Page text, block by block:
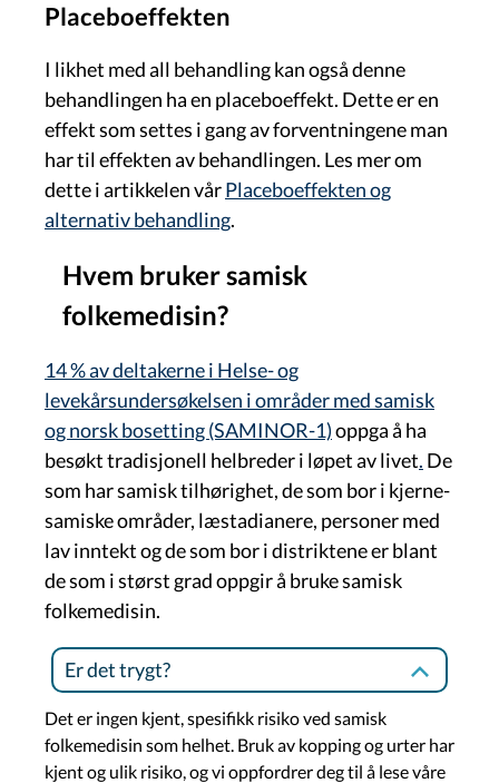
Placeboeffekten
I likhet med all behandling kan også denne
behandlingen ha en placeboeffekt. Dette er en
effekt som settes i gang av forventningene man
har til effekten av behandlingen. Les mer om
dette i artikkelen vårPlaceboeffekten og
alternativ behandling.
Hvem bruker samisk
folkemedisin?
14 % av deltakerne i Helse- og
levekårsundersøkelsen i områder med samisk
og norsk bosetting (SAMINOR-1)oppga å ha
besøkt tradisjonell helbreder i løpet av livet. De
som har samisk tilhørighet, de som bor i kjerne-
samiske områder, læstadianere, personer med
lav inntekt og de som bor i distriktene er blant
de som i størst grad oppgir å bruke samisk
folkemedisin.
Er det trygt?
Det er ingen kjent, spesifikk risiko ved samisk
folkemedisin som helhet. Bruk av kopping og urter har
kjent og ulik risiko, og vi oppfordrer deg til å lese våre